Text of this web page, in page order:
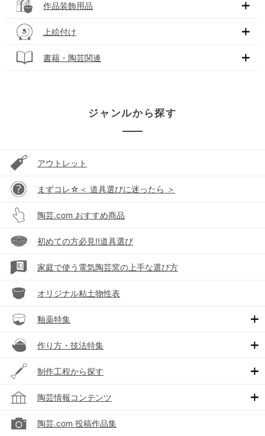
作品装飾用品
上絵付け
書籍・陶芸関連
ジャンルから探す
アウトレット
まずコレ☆＜ 道具選びに迷ったら ＞
陶芸.com おすすめ商品
初めての方必見!!道具選び
家庭で使う電気陶芸窯の上手な選び方
オリジナル粘土物性表
釉薬特集
作り方・技法特集
制作工程から探す
陶芸情報コンテンツ
陶芸.com 投稿作品集